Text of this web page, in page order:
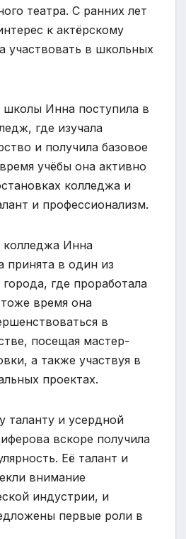
театра. С ранних лет
к актёрскому
участвовать в школьных
школы Инна поступила в
где изучала
и получила базовое
учёбы она активно
колледжа и
и профессионализм.
колледжа Инна
принята в один из
где проработала
время она
в
посещая мастер-
а также участвуя в
проектах.
таланту и усердной
вскоре получила
Её талант и
внимание
индустрии, и
первые роли в